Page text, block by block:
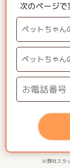
次のページ
※弊社スタ